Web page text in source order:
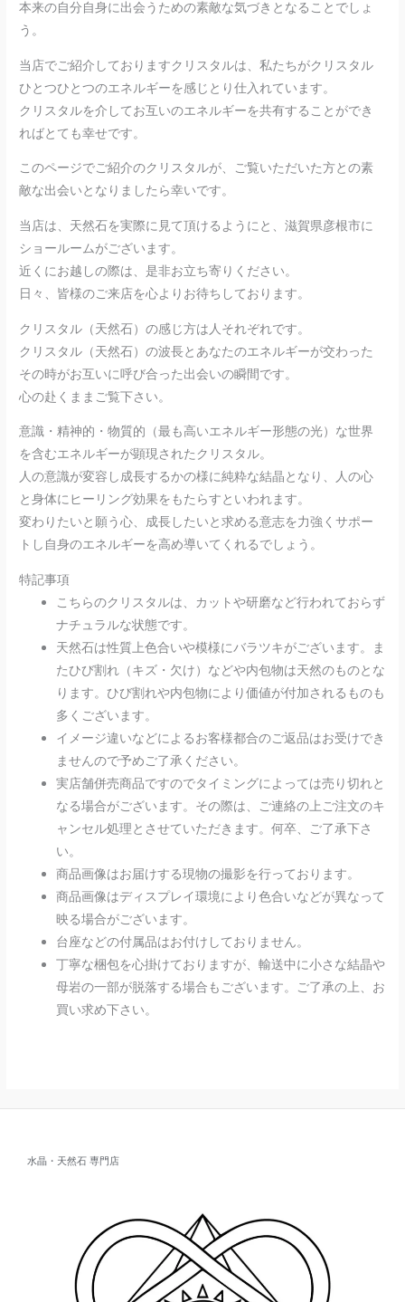
本来の自分自身に出会うための素敵な気づきとなることでしょ
う。
当店でご紹介しておりますクリスタルは、私たちがクリスタル
ひとつひとつのエネルギーを感じとり仕入れています。
クリスタルを介してお互いのエネルギーを共有することができ
ればとても幸せです。
このページでご紹介のクリスタルが、ご覧いただいた方との素
敵な出会いとなりましたら幸いです。
当店は、天然石を実際に見て頂けるようにと、滋賀県彦根市に
ショールームがございます。
近くにお越しの際は、是非お立ち寄りください。
日々、皆様のご来店を心よりお待ちしております。
クリスタル（天然石）の感じ方は人それぞれです。
クリスタル（天然石）の波長とあなたのエネルギーが交わった
その時がお互いに呼び合った出会いの瞬間です。
心の赴くままご覧下さい。
意識・精神的・物質的（最も高いエネルギー形態の光）な世界
を含むエネルギーが顕現されたクリスタル。
人の意識が変容し成長するかの様に純粋な結晶となり、人の心
と身体にヒーリング効果をもたらすといわれます。
変わりたいと願う心、成長したいと求める意志を力強くサポー
トし自身のエネルギーを高め導いてくれるでしょう。
特記事項
こちらのクリスタルは、カットや研磨など行われておらず
ナチュラルな状態です。
天然石は性質上色合いや模様にバラツキがございます。ま
たひび割れ（キズ・欠け）などや内包物は天然のものとな
ります。ひび割れや内包物により価値が付加されるものも
多くございます。
イメージ違いなどによるお客様都合のご返品はお受けでき
ませんので予めご了承ください。
実店舗併売商品ですのでタイミングによっては売り切れと
なる場合がございます。その際は、ご連絡の上ご注文のキ
ャンセル処理とさせていただきます。何卒、ご了承下さ
い。
商品画像はお届けする現物の撮影を行っております。
商品画像はディスプレイ環境により色合いなどが異なって
映る場合がございます。
台座などの付属品はお付けしておりません。
丁寧な梱包を心掛けておりますが、輸送中に小さな結晶や
母岩の一部が脱落する場合もございます。ご了承の上、お
買い求め下さい。
水晶・天然石 専門店